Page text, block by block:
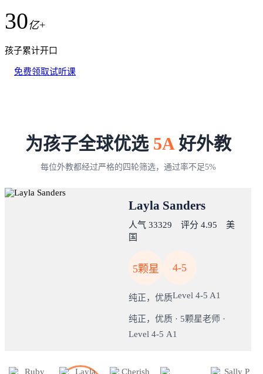
30亿+
孩子累计开口
免费领取试听课
为孩子全球优选 5A好外教
每位外教都经过严格的四轮筛选，通过率不足5%
Layla Sanders
人气 33329 评分 4.95 美
国
5颗星 4-5
纯正，优质Level 4-5 A1
纯正，优质 · 5颗星老师 ·
Level 4-5 A1